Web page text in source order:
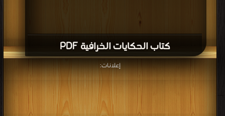
كتاب الحكايات الخرافية PDF
إعلانات: